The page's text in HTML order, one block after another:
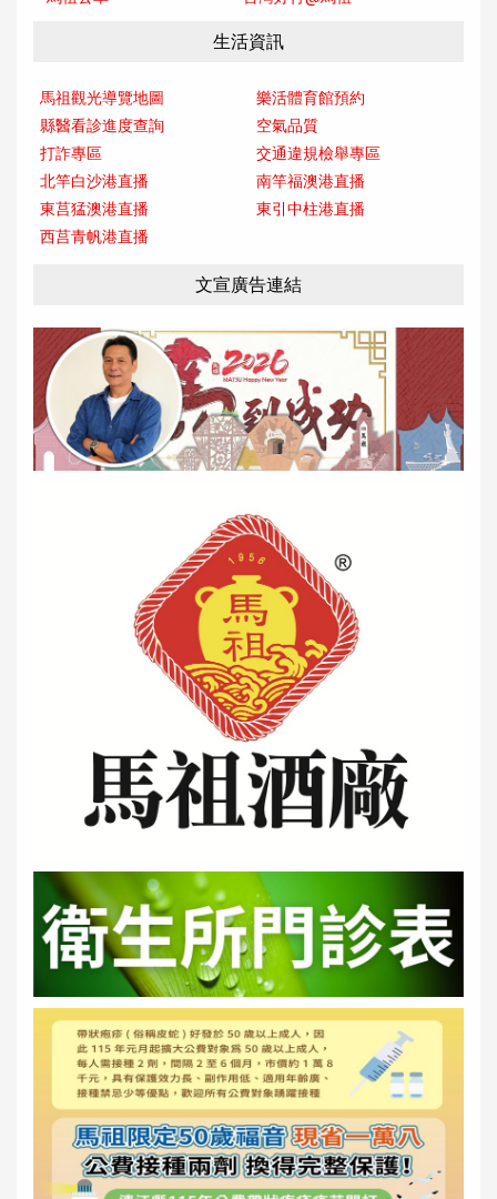
生活資訊
馬祖觀光導覽地圖
樂活體育館預約
縣醫看診進度查詢
空氣品質
打詐專區
交通違規檢舉專區
北竿白沙港直播
南竿福澳港直播
東莒猛澳港直播
東引中柱港直播
西莒青帆港直播
文宣廣告連結